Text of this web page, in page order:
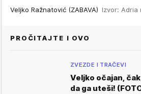
Veljko Ražnatović (ZABAVA) Izvor: Adria
PROČITAJTE I OVO
ZVEZDE I TRAČEVI
Veljko očajan,
da ga uteši!